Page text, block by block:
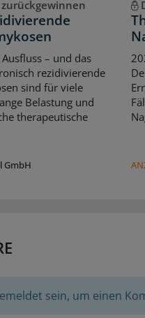
– und das
rezidivierende
sind für viele
Belastung und
therapeutische
GmbH
sein, um einen